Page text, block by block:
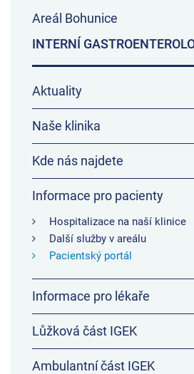
Areál Bohunice
INTERNÍ
Aktuality
Naše klinika
Kde nás najdete
Informace pro pacienty
Hospitalizace na naší klinice
Další služby v areálu
Pacientský portál
Informace pro lékaře
Lůžková část IGEK
Ambulantní část IGEK